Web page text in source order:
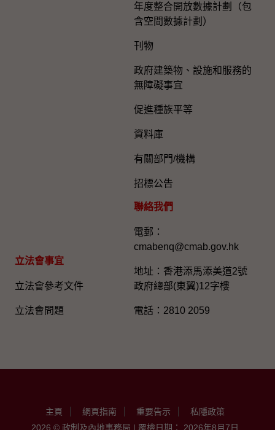
立法會事宜
立法會參考文件
立法會問題
年度整合開放數據計劃（包
含空間數據計劃）
刊物
政府建築物、設施和服務的
無障礙事宜
促進種族平等
資料庫
有關部門/機構
招標公告
聯絡我們
電郵：
cmabenq@cmab.gov.hk​
地址：香港添馬添美道2號
政府總部(東翼)12字樓
電話：2810 2059
主頁 網頁指南 重要告示
私隱政策
2026 © 政制及內地事務局 | 覆檢日期： 2026年8月7日